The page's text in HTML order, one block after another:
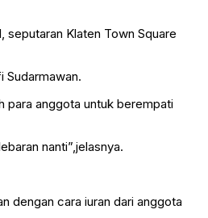
seputaran Klaten Town Square
Sudarmawan.
para anggota untuk berempati
nanti”,jelasnya.
dengan cara iuran dari anggota